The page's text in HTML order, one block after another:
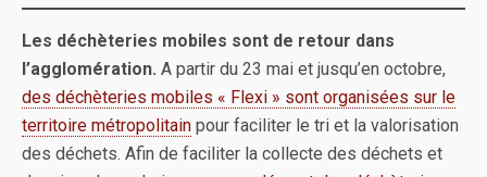
Les déchèteries mobiles sont de retour dans
l’agglomération. A partir du 23 mai et jusqu’en octobre,
des déchèteries mobiles « Flexi » sont organisées sur le
territoire métropolitain pour faciliter le tri et la valorisation
des déchets. Afin de faciliter la collecte des déchets et